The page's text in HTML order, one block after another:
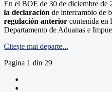
En el BOE de 30 de diciembre de
la declaración de intercambio de
regulación anterior contenida en
Departamento de Aduanas e
Citește mai departe...
Pagina 1 din 29